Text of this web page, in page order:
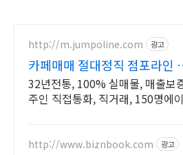
http://m.jumpoline.com 광고
카페매매 절대정직 점포라인
른 직거래 & 안전중개거래
32년전통, 100% 실매물, 매출보
주인 직접통화, 직거래, 150명에
http://www.biznbook.com 광고